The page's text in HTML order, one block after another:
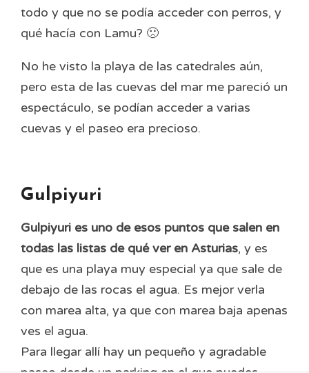
todo y que no se podía acceder con perros, y
qué hacía con Lamu? 🙁
No he visto la playa de las catedrales aún,
pero esta de las cuevas del mar me pareció un
espectáculo, se podían acceder a varias
cuevas y el paseo era precioso.
Gulpiyuri
Gulpiyuri es uno de esos puntos que salen en
todas las listas de qué ver en Asturias, y es
que es una playa muy especial ya que sale de
debajo de las rocas el agua. Es mejor verla
con marea alta, ya que con marea baja apenas
ves el agua.
Para llegar allí hay un pequeño y agradable